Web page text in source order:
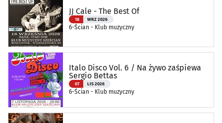
JJ Cale - The Best Of
18 WRZ 2026
6-Ścian - Klub muzyczny
Italo Disco Vol. 6 / Na żywo zaśpiewa
Sergio Bettas
07 LIS 2026
6-Ścian - Klub muzyczny